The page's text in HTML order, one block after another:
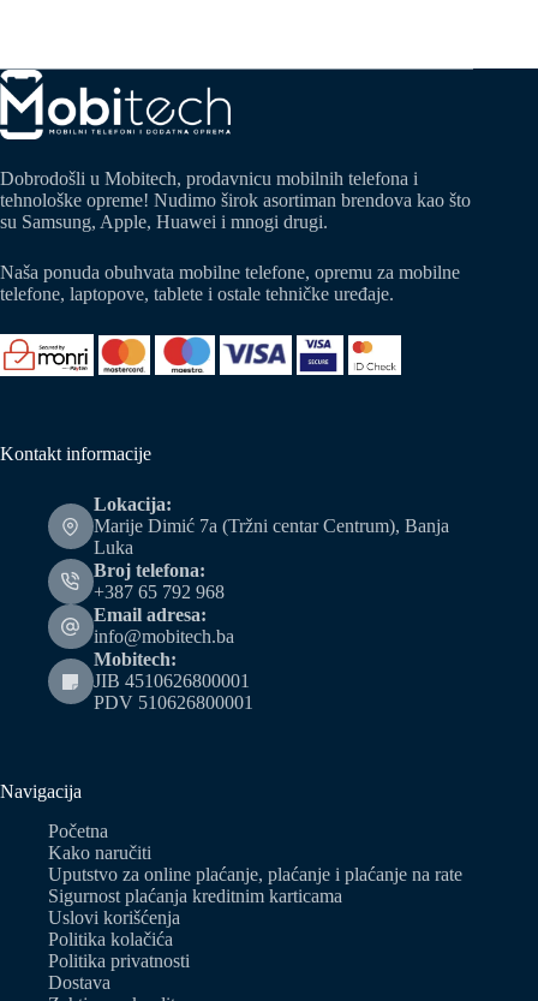
Dobrodošli u Mobitech, prodavnicu mobilnih telefona i
tehnološke opreme! Nudimo širok asortiman brendova kao što
su Samsung, Apple, Huawei i mnogi drugi.
Naša ponuda obuhvata mobilne telefone, opremu za mobilne
telefone, laptopove, tablete i ostale tehničke uređaje.
Kontakt informacije
Lokacija:
Marije Dimić 7a (Tržni centar Centrum), Banja
Luka
Broj telefona:
+387 65 792 968
Email adresa:
info@mobitech.ba
Mobitech:
JIB 4510626800001
PDV 510626800001
Navigacija
Početna
Kako naručiti
Uputstvo za online plaćanje, plaćanje i plaćanje na rate
Sigurnost plaćanja kreditnim karticama
Uslovi korišćenja
Politika kolačića
Politika privatnosti
Dostava